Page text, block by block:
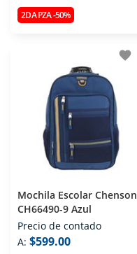
2DA PZA -50%
favorite
Mochila Escolar Chenson
CH66490-9 Azul
Precio de contado
A: $599.00